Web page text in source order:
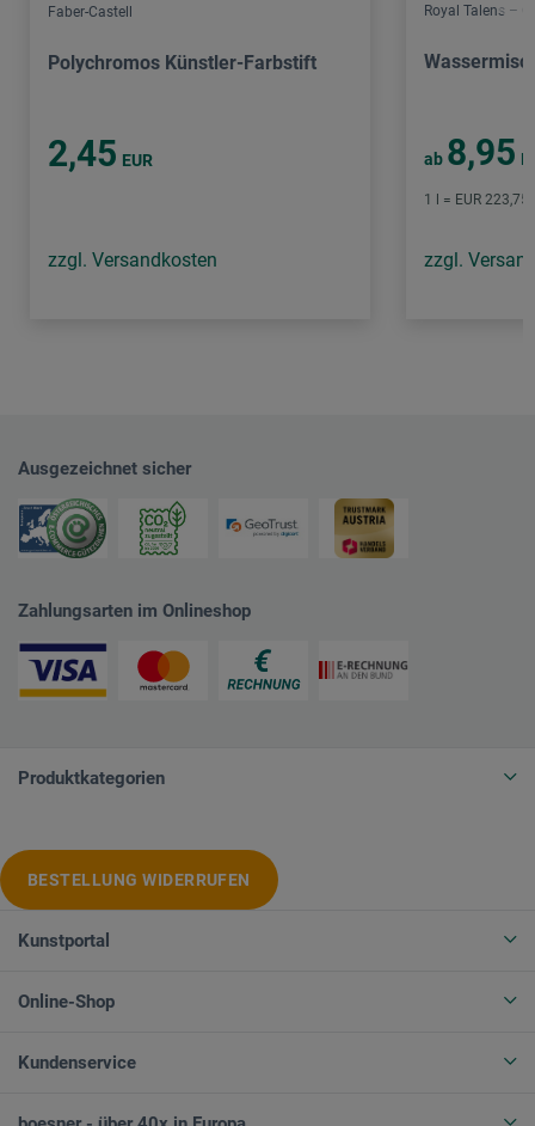
Faber-Castell
Polychromos Künstler-Farbstift
2,45 EUR
zzgl. Versandkosten
Royal Talens –
ab 8,95
1 l = EUR
zzgl.
Ausgezeichnet sicher
Zahlungsarten im Onlineshop
Produktkategorien
BESTELLUNG WIDERRUFEN
Kunstportal
Online-Shop
Kundenservice